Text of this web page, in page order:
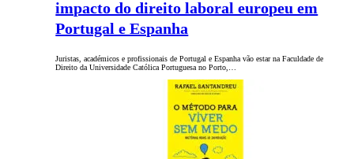
impacto do direito laboral europeu em
Portugal e Espanha
Juristas, académicos e profissionais de Portugal e Espanha vão estar na Faculdade de
Direito da Universidade Católica Portuguesa no Porto,…